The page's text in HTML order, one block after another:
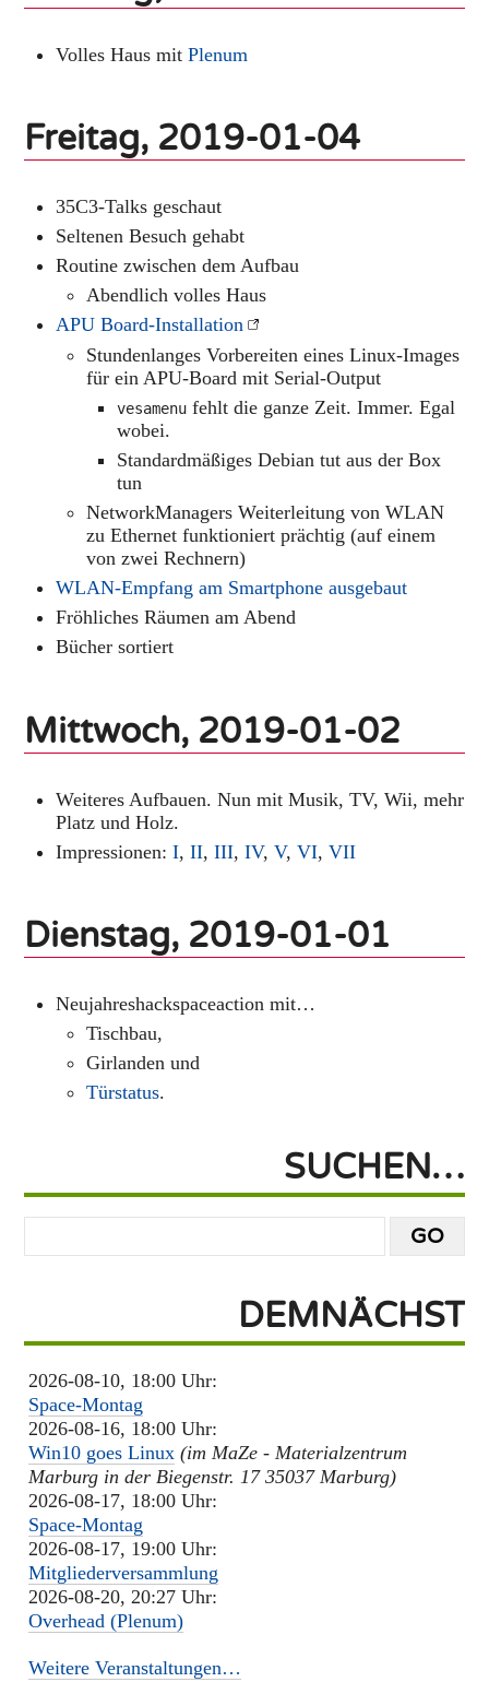
Volles Haus mit Plenum
Freitag, 2019-01-04
35C3-Talks geschaut
Seltenen Besuch gehabt
Routine zwischen dem Aufbau
Abendlich volles Haus
APU Board-Installation
Stundenlanges Vorbereiten eines Linux-Images
für ein APU-Board mit Serial-Output
vesamenufehlt die ganze Zeit. Immer. Egal
wobei.
Standardmäßiges Debian tut aus der Box
tun
NetworkManagers Weiterleitung von WLAN
zu Ethernet funktioniert prächtig (auf einem
von zwei Rechnern)
WLAN-Empfang am Smartphone ausgebaut
Fröhliches Räumen am Abend
Bücher sortiert
Mittwoch, 2019-01-02
Weiteres Aufbauen. Nun mit Musik, TV, Wii, mehr
Platz und Holz.
Impressionen: I, II, III, IV, V, VI, VII
Dienstag, 2019-01-01
Neujahreshackspaceaction mit…
Tischbau,
Girlanden und
Türstatus.
SUCHEN…
DEMNÄCHST
2026-08-10, 18:00 Uhr:
Space-Montag
2026-08-16, 18:00 Uhr:
Win10 goes Linux (im MaZe - Materialzentrum
Marburg in der Biegenstr. 17 35037 Marburg)
2026-08-17, 18:00 Uhr:
Space-Montag
2026-08-17, 19:00 Uhr:
Mitgliederversammlung
2026-08-20, 20:27 Uhr:
Overhead (Plenum)
Weitere Veranstaltungen…